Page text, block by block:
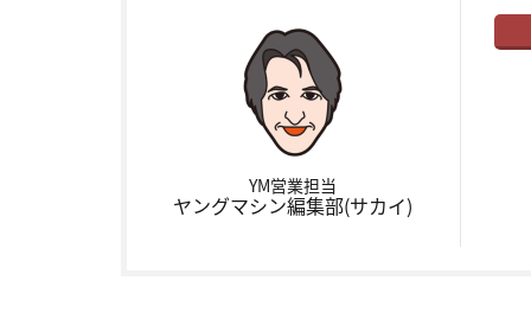
YM営業担当
ヤングマシン編集部(サカイ)